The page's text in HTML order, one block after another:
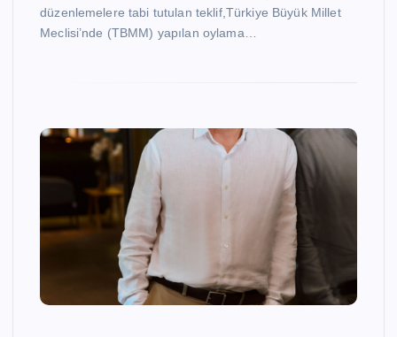
düzenlemelere tabi tutulan teklif,Türkiye Büyük Millet
Meclisi’nde (TBMM) yapılan oylama…